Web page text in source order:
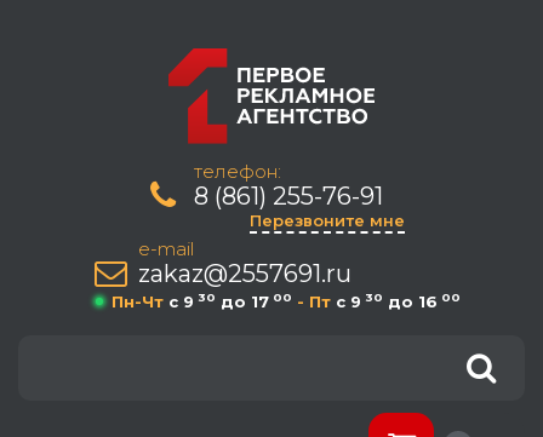
телефон:
8 (861) 255-76-91
Перезвоните мне
e-mail
zakaz@2557691.ru
Пн-Чт c 9 30 до 17 00 - Пт c 9 30 до 16 00